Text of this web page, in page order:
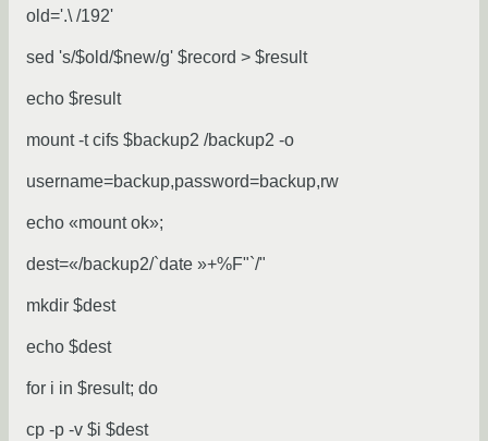
old='.\ /192'
sed 's/$old/$new/g' $record > $result
echo $result
mount -t cifs $backup2 /backup2 -o
username=backup,password=backup,rw
echo «mount ok»;
dest=«/backup2/`date »+%F"`/"
mkdir $dest
echo $dest
for i in $result; do
cp -p -v $i $dest